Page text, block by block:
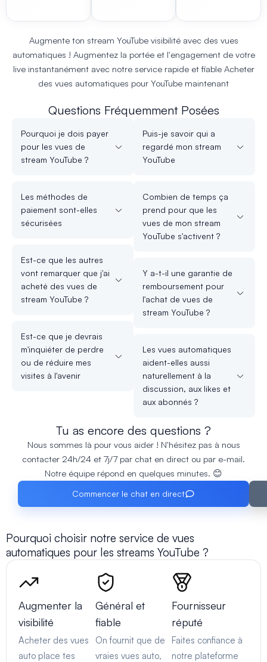
Augmente ton stream YouTubevisibilité avec des vues
automatiques ! Augmentez la portée et l'engagement de votre
live instantanément avec notre service rapide et fiable Acheter
des vues automatiques pour YouTube maintenant
Questions Fréquemment Posées
Pourquoi je dois payer
pour les vues de
stream YouTube ?
Les méthodes de
paiement sont-elles
sécurisées
Est-ce que les autres
vont remarquer que j'ai
acheté des vues de
stream YouTube ?
Est-ce que je devrais
m'inquiéter de perdre
ou de réduire mes
visites à l'avenir
Puis-je savoir qui a
regardé mon stream
YouTube
Combien de temps ça
prend pour que les
vues de mon stream
YouTube s'activent ?
Y a-t-il une garantie de
remboursement pour
l'achat de vues de
stream YouTube ?
Les vues automatiques
aident-elles aussi
naturellement à la
discussion, aux likes et
aux abonnés ?
Tu as encore des questions ?
Nous sommes là pour vous aider ! N'hésitez pas à nous
contacter 24h/24 et 7j/7 par chat en direct ou par e-mail.
Notre équipe répond en quelques minutes. 😊
Commencer le chat en direct
Pourquoi choisir notre service de vues
automatiques pour les streams YouTube ?
Augmenter la
visibilité
Acheter des vues
auto place tes
Général et
fiable
On fournit que de
vraies vues auto,
Fournisseur
réputé
Faites confiance à
notre plateforme